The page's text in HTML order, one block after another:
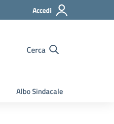
Accedi
Cerca
Albo Sindacale